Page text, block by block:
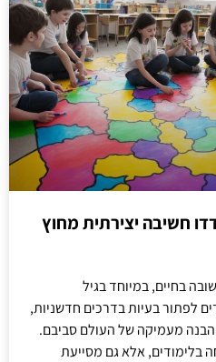
חשיבה יצירתית מחוץ
בחיים, במיוחד בגיל
לפתור בעיות בדרכים חדשניות,
הבנה מעמיקה של העולם סביבם.
בלימודים, אלא גם מסייעת